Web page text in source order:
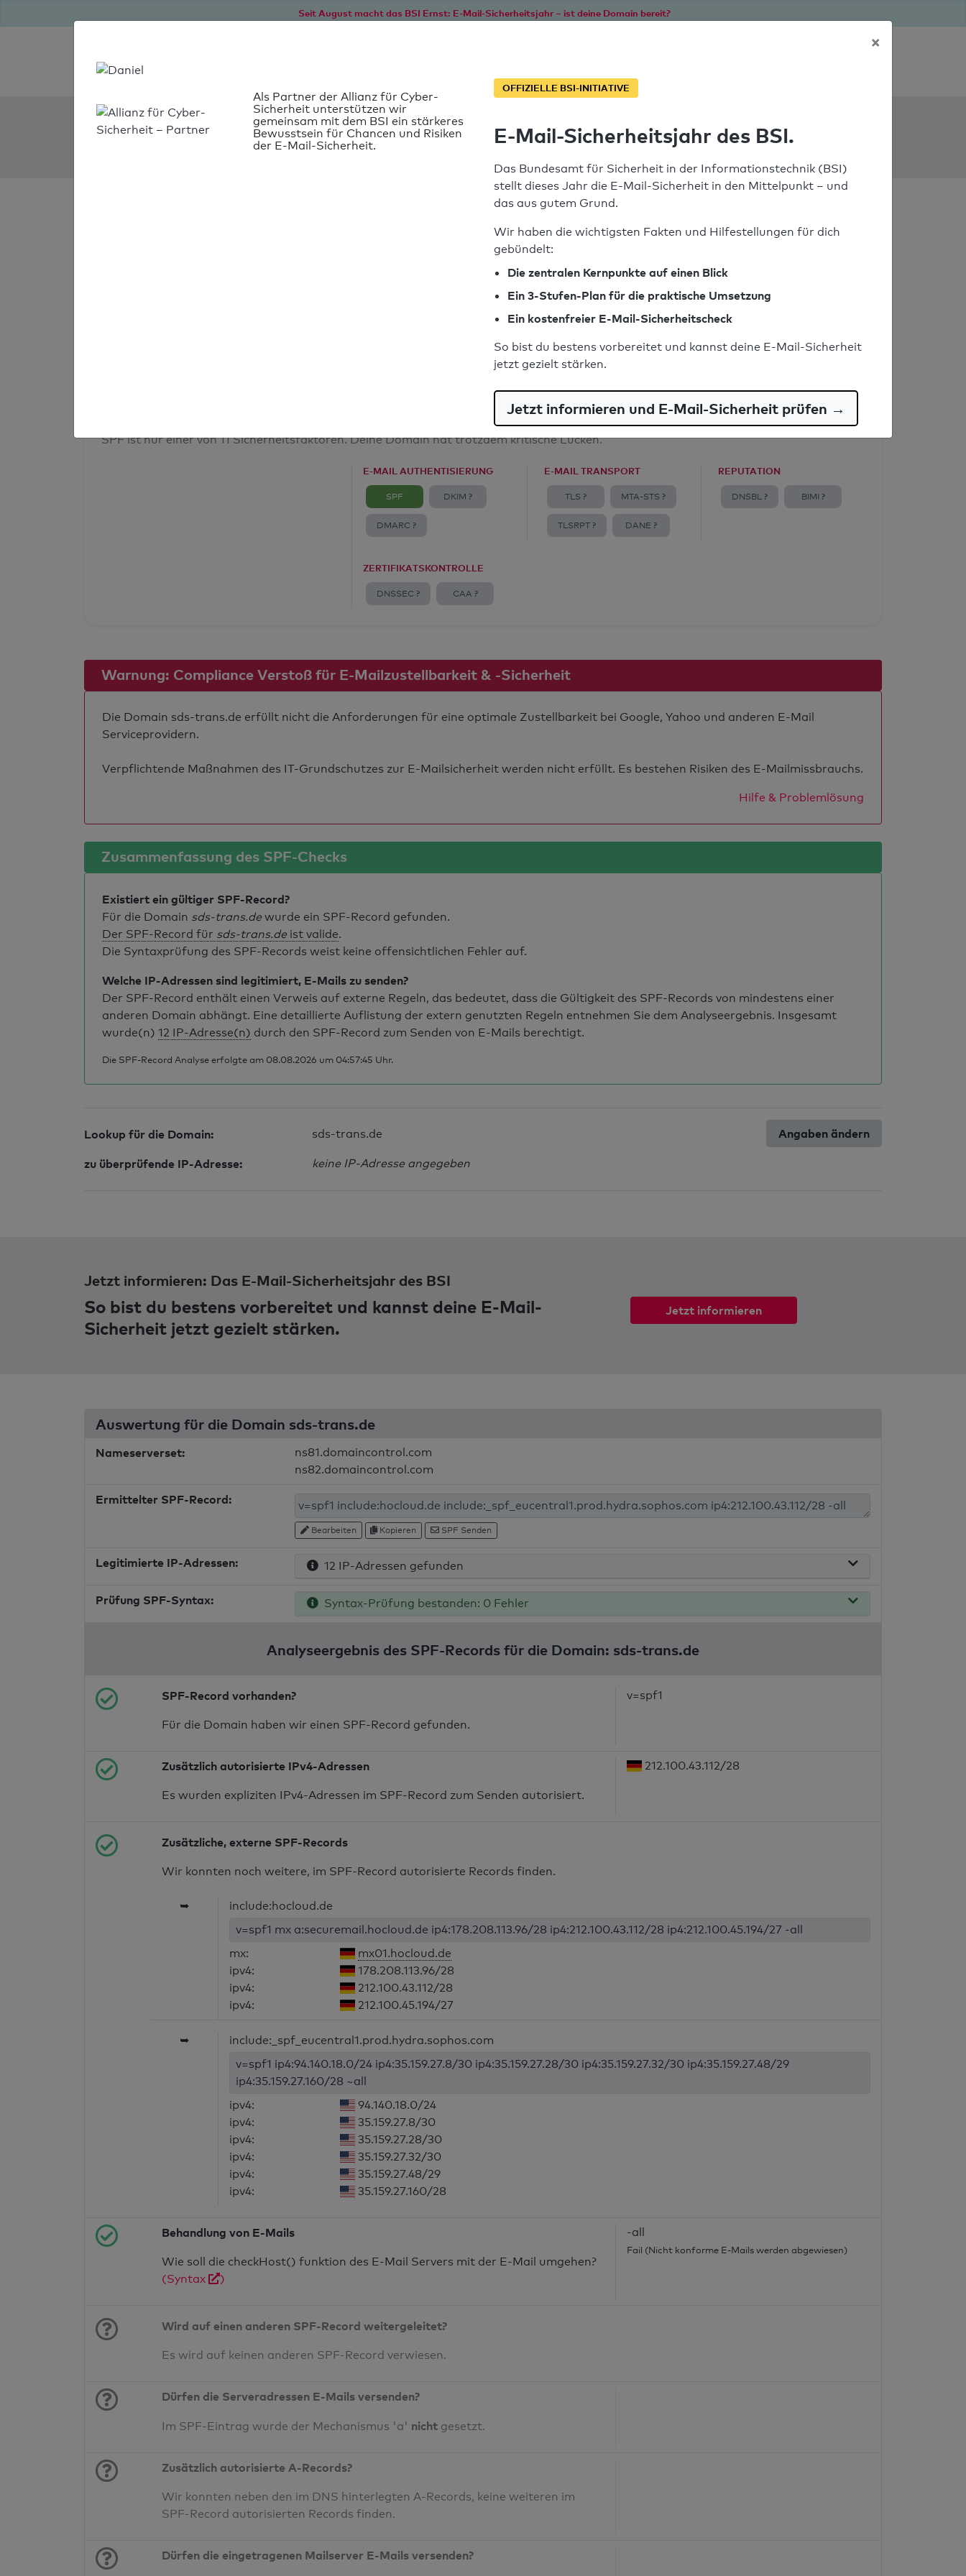
Seit August macht das BSI Ernst: E-Mail-Sicherheitsjahr – ist deine Domain bereit?
SPF Check:
Syntaxprüfung: 0 Fehler
SPF ist nur einer von 11 Sicherheitsfaktoren. Deine Domain hat trotzdem kritische Lücken.
E-MAIL AUTHENTISIERUNG
SPF DKIM ?
DMARC ?
E-MAIL TRANSPORT
TLS ? MTA-STS ?
TLSRPT ? DANE ?
REPUTATION
DNSBL ? BIMI ?
ZERTIFIKATSKONTROLLE
DNSSEC ? CAA ?
Warnung: Compliance Verstoß für E-Mailzustellbarkeit & -Sicherheit
Die Domain sds-trans.de erfüllt nicht die Anforderungen für eine optimale Zustellbarkeit bei Google, Yahoo und anderen E-Mail
Serviceprovidern.
Verpflichtende Maßnahmen des IT-Grundschutzes zur E-Mailsicherheit werden nicht erfüllt. Es bestehen Risiken des E-Mailmissbrauchs.
Hilfe & Problemlösung
Zusammenfassung des SPF-Checks
Existiert ein gültiger SPF-Record?
Für die Domain sds-trans.de wurde ein SPF-Record gefunden.
Der SPF-Record für sds-trans.de ist valide.
Die Syntaxprüfung des SPF-Records weist keine offensichtlichen Fehler auf.
Welche IP-Adressen sind legitimiert, E-Mails zu senden?
Der SPF-Record enthält einen Verweis auf externe Regeln, das bedeutet, dass die Gültigkeit des SPF-Records von mindestens einer
anderen Domain abhängt. Eine detaillierte Auflistung der extern genutzten Regeln entnehmen Sie dem Analyseergebnis. Insgesamt
wurde(n) 12 IP-Adresse(n) durch den SPF-Record zum Senden von E-Mails berechtigt.
Die SPF-Record Analyse erfolgte am 08.08.2026 um 04:57:45 Uhr.
Lookup für die Domain: sds-trans.de
zu überprüfende IP-Adresse: keine IP-Adresse angegeben
Angaben ändern
×
Als Partner der Allianz für Cyber-
Sicherheit unterstützen wir
gemeinsam mit dem BSI ein stärkeres
Bewusstsein für Chancen und Risiken
der E-Mail-Sicherheit.
OFFIZIELLE BSI-INITIATIVE
E-Mail-Sicherheitsjahr des BSI.
Das Bundesamt für Sicherheit in der Informationstechnik (BSI)
stellt dieses Jahr die E-Mail-Sicherheit in den Mittelpunkt – und
das aus gutem Grund.
Wir haben die wichtigsten Fakten und Hilfestellungen für dich
gebündelt:
Die zentralen Kernpunkte auf einen Blick
Ein 3-Stufen-Plan für die praktische Umsetzung
Ein kostenfreier E-Mail-Sicherheitscheck
So bist du bestens vorbereitet und kannst deine E-Mail-Sicherheit
jetzt gezielt stärken.
Jetzt informieren und E-Mail-Sicherheit prüfen →
Jetzt informieren: Das E-Mail-Sicherheitsjahr des BSI
So bist du bestens vorbereitet und kannst deine E-Mail-
Sicherheit jetzt gezielt stärken.
Jetzt informieren
Auswertung für die Domain sds-trans.de
Nameserverset:
ns81.domaincontrol.com
ns82.domaincontrol.com
Ermittelter SPF-Record:
Bearbeiten Kopieren SPF Senden
Legitimierte IP-Adressen: 12 IP-Adressen gefunden
Prüfung SPF-Syntax: Syntax-Prüfung bestanden: 0 Fehler
Analyseergebnis des SPF-Records für die Domain: sds-trans.de
SPF-Record vorhanden?
Für die Domain haben wir einen SPF-Record gefunden.
v=spf1
Zusätzlich autorisierte IPv4-Adressen
Es wurden expliziten IPv4-Adressen im SPF-Record zum Senden autorisiert.
212.100.43.112/28
Zusätzliche, externe SPF-Records
Wir konnten noch weitere, im SPF-Record autorisierte Records finden.
➥
include:hocloud.de
v=spf1 mx a:securemail.hocloud.de ip4:178.208.113.96/28 ip4:212.100.43.112/28 ip4:212.100.45.194/27 -all
mx:
mx01.hocloud.de
ipv4:
178.208.113.96/28
ipv4:
212.100.43.112/28
ipv4:
212.100.45.194/27
➥
include:_spf_eucentral1.prod.hydra.sophos.com
v=spf1 ip4:94.140.18.0/24 ip4:35.159.27.8/30 ip4:35.159.27.28/30 ip4:35.159.27.32/30 ip4:35.159.27.48/29
ip4:35.159.27.160/28 ~all
ipv4:
94.140.18.0/24
ipv4:
35.159.27.8/30
ipv4:
35.159.27.28/30
ipv4:
35.159.27.32/30
ipv4:
35.159.27.48/29
ipv4:
35.159.27.160/28
Behandlung von E-Mails
Wie soll die checkHost() funktion des E-Mail Servers mit der E-Mail umgehen?
(Syntax
)
-all
Fail (Nicht konforme E-Mails werden abgewiesen)
Wird auf einen anderen SPF-Record weitergeleitet?
Es wird auf keinen anderen SPF-Record verwiesen.
Dürfen die Serveradressen E-Mails versenden?
Im SPF-Eintrag wurde der Mechanismus 'a' nicht gesetzt.
Zusätzlich autorisierte A-Records?
Wir konnten neben den im DNS hinterlegten A-Records, keine weiteren im
SPF-Record autorisierten Records finden.
Dürfen die eingetragenen Mailserver E-Mails versenden?